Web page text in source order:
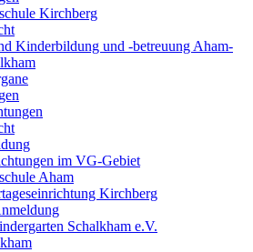
Kirchberg
Kinderbildung und -betreuung Aham-
im VG-Gebiet
Aham
Kirchberg
Schalkham e.V.